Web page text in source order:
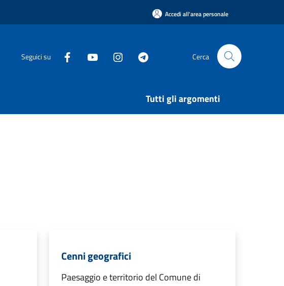
Accedi all'area personale
Seguici su Cerca
Tutti gli argomenti
Cenni geografici
Paesaggio e territorio del Comune di